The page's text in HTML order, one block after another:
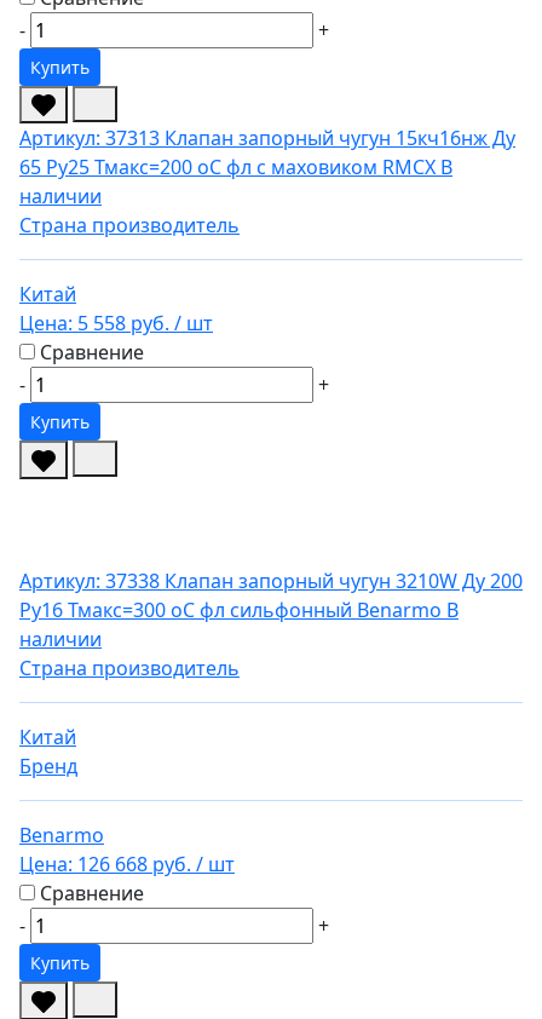
-
+
Купить
Артикул: 37313 Клапан запорный чугун 15кч16нж Ду
65 Ру25 Тмакс=200 оС фл с маховиком RMCX В
наличии
Страна производитель
Китай
Цена: 5 558 руб. / шт
Сравнение
-
+
Купить
Артикул: 37338 Клапан запорный чугун 3210W Ду 200
Ру16 Тмакс=300 оС фл сильфонный Benarmo В
наличии
Страна производитель
Китай
Бренд
Benarmo
Цена: 126 668 руб. / шт
Сравнение
-
+
Купить